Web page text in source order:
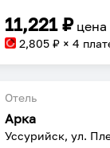
11,221₽
2,805 ₽ × 4
Отель
Арка
Уссурийск, ул.